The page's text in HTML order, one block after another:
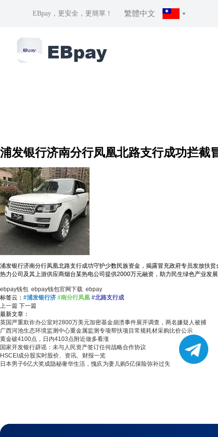
EBpay，更安全，更簡單！ 繁體中文
浦发银行济南分行凤凰北路支行成功拦截
浦发银行济南分行凤凰北路支行成功守护少数民族资金，揭露冒充政府专员发放扶
热力公司及其上游供应商烟台某热电公司提供2000万元融资，助力民生绿色产业发
ebpay钱包 ebpay钱包官网下载 ebpay
标签云： #浦发银行济 #南分行凤凰 #北路支行成
上一篇 下一篇
最新文章：
英国严重欺诈办公室对2800万美元加密基金崩溃事件展开调查，两名嫌疑人被捕
广西河池生态环境监测中心重金属监测专项帮扶项目常规耗材采购比价公示
黄金破4100点，日内4103点附近做多看涨
国家开发银行辟谣：未与人民资产签订任何战略合作协议
HSCEI成分股实时股价、资讯、财报一览
日本男子6亿大奖成隐秘奢华生活，愧疚为妻儿购5亿保险弥补过失